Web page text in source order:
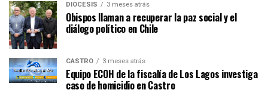
DIÓCESIS 3 meses atrás
Obispos llaman a recuperar la paz social y el
diálogo político en Chile
CASTRO 3 meses atrás
Equipo ECOH de la fiscalía de Los Lagos investiga
caso de homicidio en Castro